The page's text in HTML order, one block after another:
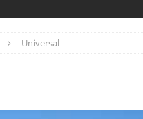
Universal